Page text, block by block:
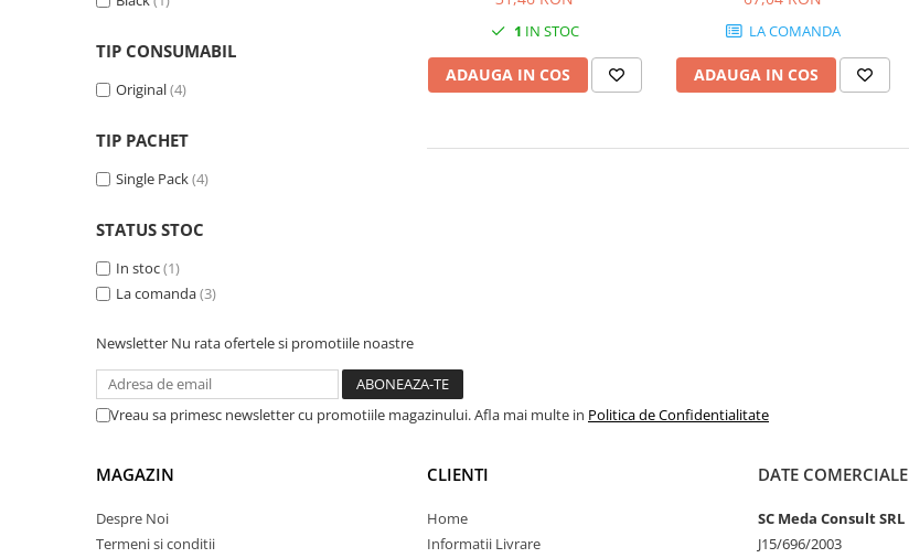
Consumabile imprimanta
Cartuse inkjet si cerneala
compatibile
Tonere compatibile
Cartuse compatibile
Printare 3D
Accesorii imprimante 3D
TIP CONSUMABIL
Original(4)
TIP PACHET
Single Pack(4)
STATUS STOC
In stoc(1)
La comanda(3)
1 IN STOC
ADAUGA IN COS
LA COMANDA
ADAUGA IN COS
Newsletter Nu rata ofertele si promotiile noastre
Vreau sa primesc newsletter cu promotiile magazinului. Afla mai multe in Politica de Confidentialitate
MAGAZIN
Despre Noi
Termeni si conditii
CLIENTI
Home
Informatii Livrare
DATE COMERCIALE
SC Meda Consult SRL
J15/696/2003